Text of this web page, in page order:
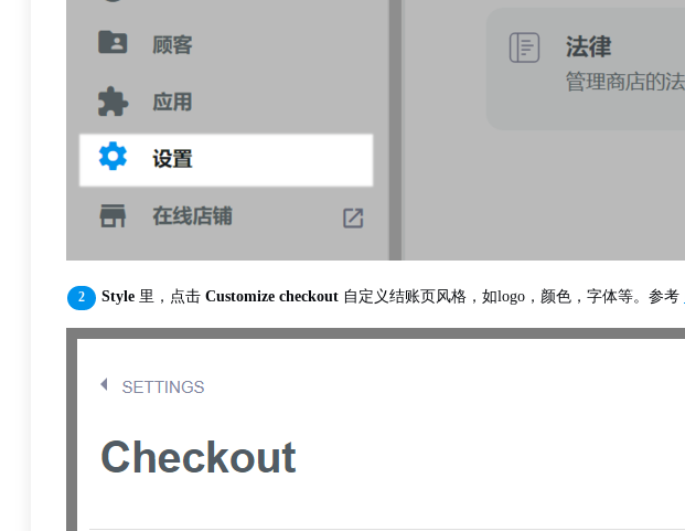
Style 里，点击 Customize checkout 自定义结账页风格，如logo，颜色，字体等。参考